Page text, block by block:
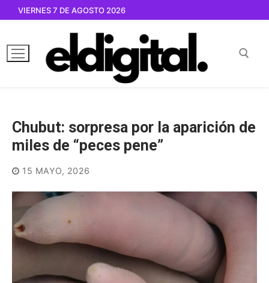
contenido
VIERNES 7 DE AGOSTO 2026
Chubut: sorpresa por la aparición de
miles de “peces pene”
15 MAYO, 2026